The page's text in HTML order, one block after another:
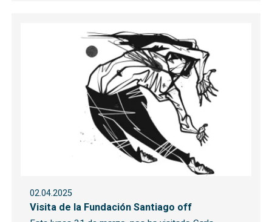
02.04.2025
Visita de la Fundación Santiago off